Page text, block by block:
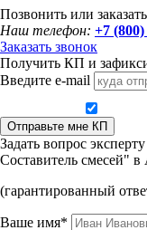
Позвонить или
Наш телефон: +7
Заказать звонок
Получить КП и
Введите e-mail
Отправьте мне КП
Задать вопрос
Составитель смесей" в
(гарантированный
Ваше имя*